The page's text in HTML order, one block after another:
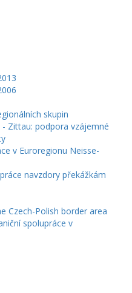
skupin
Zittau: podpora vzájemné
v Euroregionu Neisse-
navzdory překážkám
Czech-Polish border area
spolupráce v